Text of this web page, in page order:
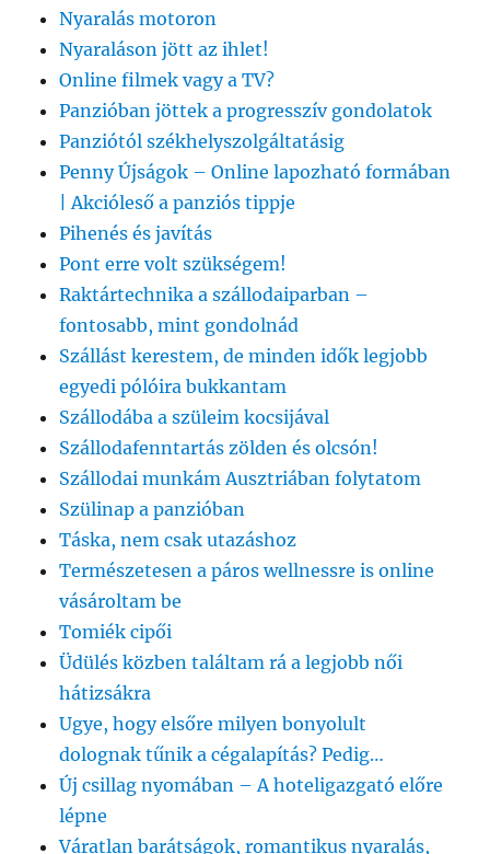
Nyaralás motoron
Nyaraláson jött az ihlet!
Online filmek vagy a TV?
Panzióban jöttek a progresszív gondolatok
Panziótól székhelyszolgáltatásig
Penny Újságok – Online lapozható formában
| Akcióleső a panziós tippje
Pihenés és javítás
Pont erre volt szükségem!
Raktártechnika a szállodaiparban –
fontosabb, mint gondolnád
Szállást kerestem, de minden idők legjobb
egyedi pólóira bukkantam
Szállodába a szüleim kocsijával
Szállodafenntartás zölden és olcsón!
Szállodai munkám Ausztriában folytatom
Szülinap a panzióban
Táska, nem csak utazáshoz
Természetesen a páros wellnessre is online
vásároltam be
Tomiék cipői
Üdülés közben találtam rá a legjobb női
hátizsákra
Ugye, hogy elsőre milyen bonyolult
dolognak tűnik a cégalapítás? Pedig…
Új csillag nyomában – A hoteligazgató előre
lépne
Váratlan barátságok, romantikus nyaralás,